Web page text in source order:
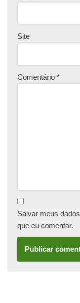
Site
Comentário *
Salvar meus
que eu comentar.